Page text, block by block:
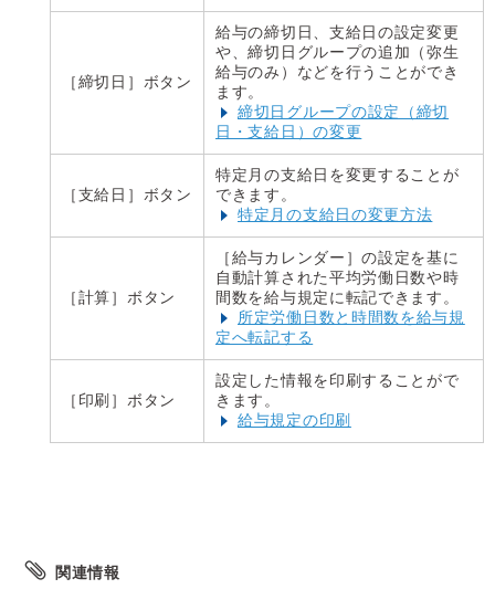
［締切日］ボタン
給与の締切日、支給日の設定変更
や、締切日グループの追加（弥生
給与のみ）などを行うことができ
ます。
締切日グループの設定（締切
日・支給日）の変更
［支給日］ボタン
特定月の支給日を変更することが
できます。
特定月の支給日の変更方法
［計算］ボタン
［給与カレンダー］の設定を基に
自動計算された平均労働日数や時
間数を給与規定に転記できます。
所定労働日数と時間数を給与規
定へ転記する
［印刷］ボタン
設定した情報を印刷することがで
きます。
給与規定の印刷
関連情報